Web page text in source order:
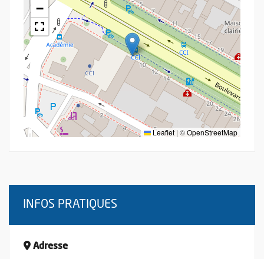
−
Leaflet | ©OpenStreetMap
INFOS PRATIQUES
Adresse